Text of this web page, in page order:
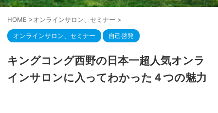
HOME >オンラインサロン、セミナー >
オンラインサロン、セミナー 自己啓発
キングコング西野の日本一超人気オンラ
インサロンに入ってわかった４つの魅力